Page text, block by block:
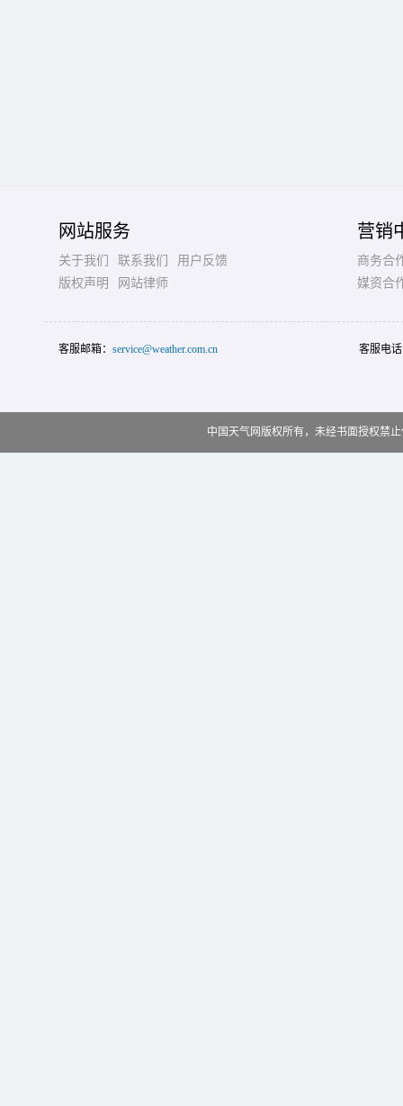
网站服务
关于我们 联系我们
用户反馈
版权声明
网站律师
营销
商务合
媒资合
客服邮箱： service@weather.com.cn 客服电
中国天气网版权所有，未经书面授权